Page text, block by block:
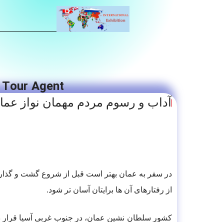
Agent
آداب و رسوم مردم مهمان نواز
در سفر به عمان بهتر است قبل از شروع گشت و
از رفتارهای آن ها برایتان آسان تر شود.
کشور سلطان نشین عمان، در جنوب غربی آسیا قرار